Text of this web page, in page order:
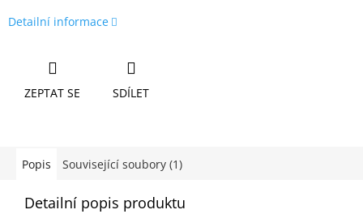
Detailní informace
ZEPTAT SE SDÍLET
Popis Související soubory (1)
Detailní popis produktu